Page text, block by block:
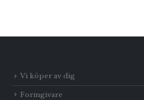
Vi köper av dig
Formgivare